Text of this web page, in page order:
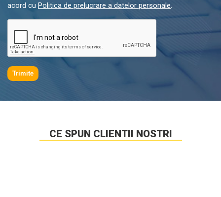
acord cu Politica de prelucrare a datelor personale.
Trimite
CE SPUN CLIENTII NOSTRI